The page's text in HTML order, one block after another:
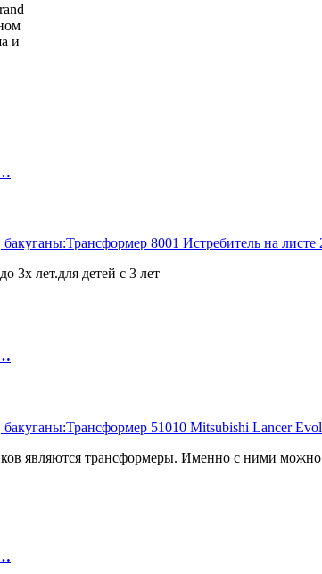
и
3х лет.для детей с 3 лет
являются трансформеры. Именно с ними можно